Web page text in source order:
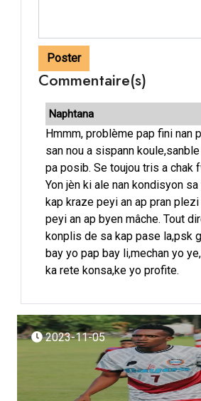
Poster
Commentaire(s)
Naphtana
Hmmm, problème pap fini nan
san nou a sispann
pa posib. Se toujou tris a chak
Yon jèn ki ale nan kondisyon
kap kraze peyi an ap pran
peyi an ap byen mâche. Tout
konplis de sa kap pase la,psk
bay yo pap bay li,mechan yo
ka rete konsa,ke yo profite.
2023-11-05